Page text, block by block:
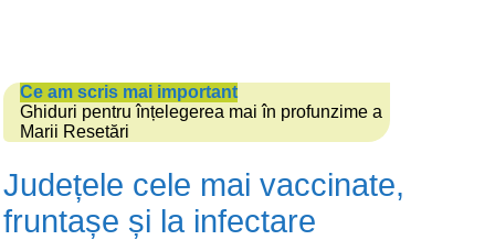
Ce am scris mai important
Ghiduri pentru înțelegerea mai în profunzime a
Marii Resetări
Județele cele mai vaccinate,
fruntașe și la infectare